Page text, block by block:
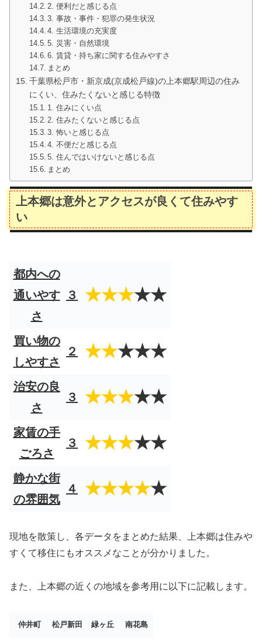
2. 便利だと感じる点
3. 事故・事件・犯罪の発生状況
4. 生活環境の充実度
5. 災害・自然環境
6. 賃貸・持ち家に関する住みやすさ
まとめ
千葉県松戸市・新京成(京成松戸線)の上本郷駅周辺の住み
にくい、住みたくないと感じる特徴
1. 住みにくい点
2. 住みたくないと感じる点
3. 怖いと感じる点
4. 不便だと感じる点
5. 住んではいけないと感じる点
まとめ
上本郷は意外とアクセスが良くて住みやす
い
都内への
通いやす
さ
３ ★★★★★
買い物の
しやすさ
２ ★★★★★
治安の良
さ
３ ★★★★★
家賃の手
ごろさ
３ ★★★★★
静かな街
の雰囲気
４ ★★★★★
現地を散策し、各データをまとめた結果、上本郷は住みや
すくて移住にもオススメなことが分かりました。
また、上本郷の近くの地域を参考用に以下に記載します。
仲井町 松戸新田 緑ヶ丘 南花島